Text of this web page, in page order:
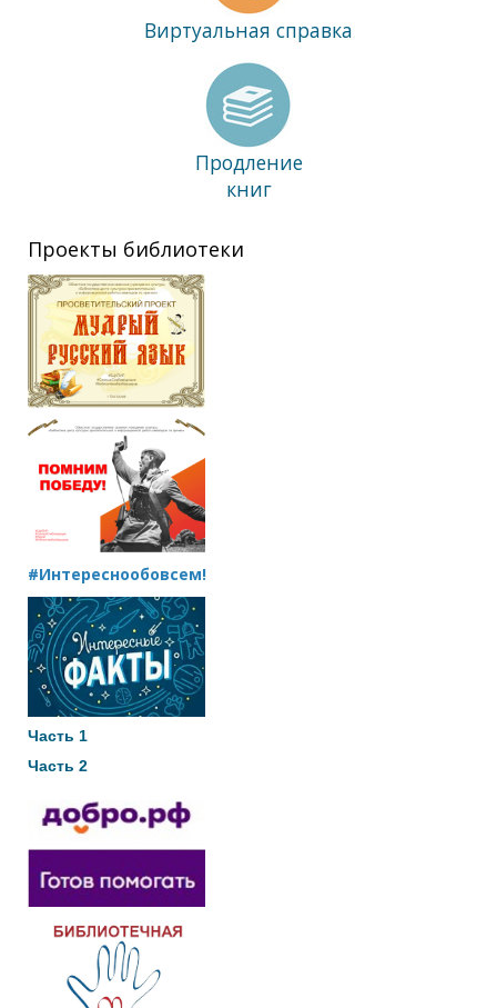
Виртуальная справка
Продление
книг
Проекты библиотеки
#Интереснообовсем!
Часть 1
Часть 2